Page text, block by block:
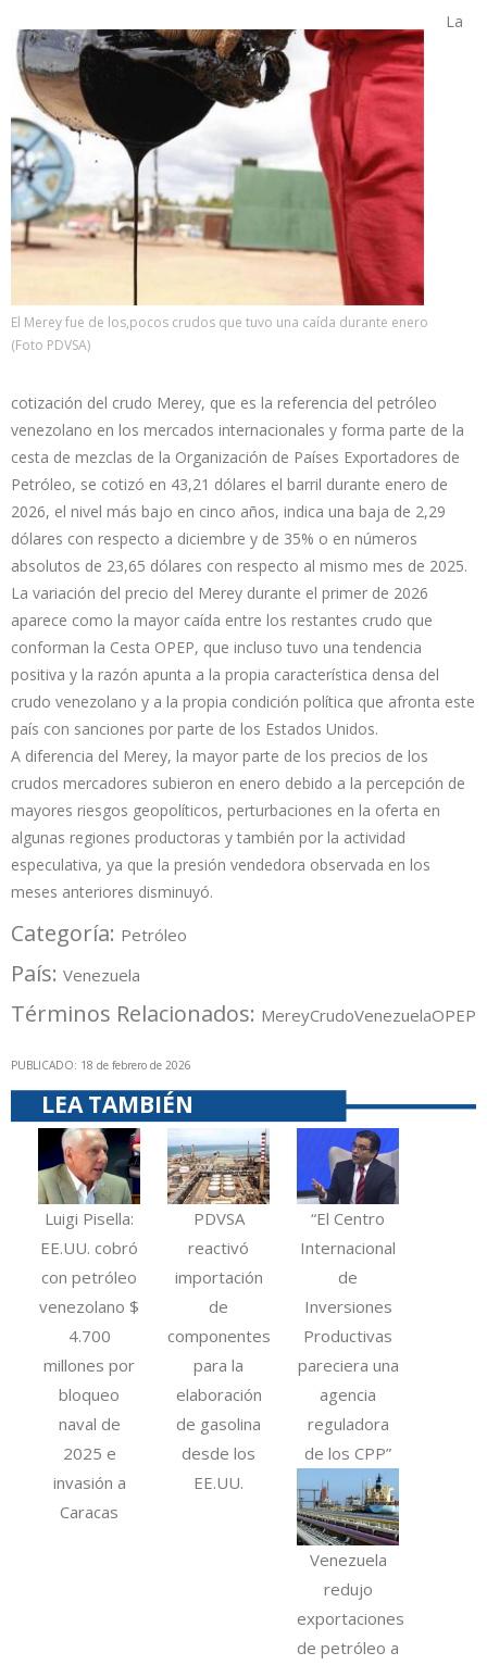
El Merey fue de los,pocos crudos que tuvo una caída durante enero
(Foto PDVSA)
La
cotización del crudo Merey, que es la referencia del petróleo
venezolano en los mercados internacionales y forma parte de la
cesta de mezclas de la Organización de Países Exportadores de
Petróleo, se cotizó en 43,21 dólares el barril durante enero de
2026, el nivel más bajo en cinco años, indica una baja de 2,29
dólares con respecto a diciembre y de 35% o en números
absolutos de 23,65 dólares con respecto al mismo mes de 2025.
La variación del precio del Merey durante el primer de 2026
aparece como la mayor caída entre los restantes crudo que
conforman la Cesta OPEP, que incluso tuvo una tendencia
positiva y la razón apunta a la propia característica densa del
crudo venezolano y a la propia condición política que afronta este
país con sanciones por parte de los Estados Unidos.
A diferencia del Merey, la mayor parte de los precios de los
crudos mercadores subieron en enero debido a la percepción de
mayores riesgos geopolíticos, perturbaciones en la oferta en
algunas regiones productoras y también por la actividad
especulativa, ya que la presión vendedora observada en los
meses anteriores disminuyó.
Categoría: Petróleo
País: Venezuela
Términos Relacionados: MereyCrudoVenezuelaOPEP
PUBLICADO: 18 de febrero de 2026
LEA TAMBIÉN
Luigi Pisella:
EE.UU. cobró
con petróleo
venezolano $
4.700
millones por
bloqueo
naval de
2025 e
invasión a
Caracas
PDVSA
reactivó
importación
de
componentes
para la
elaboración
de gasolina
desde los
EE.UU.
“El Centro
Internacional
de
Inversiones
Productivas
pareciera una
agencia
reguladora
de los CPP”
Venezuela
redujo
exportaciones
de petróleo a